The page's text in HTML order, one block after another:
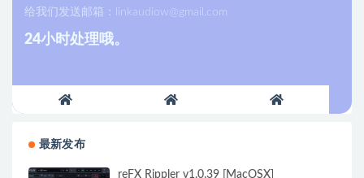
给我们发送邮箱： linkaudiow@gmail.com
24小时处理哦。
最新发布
reFX Rippler v1.0.39 [MacOSX]